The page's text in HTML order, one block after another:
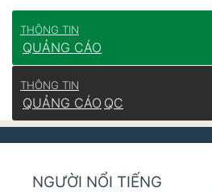
THÔNG TIN
QUẢNG CÁO
THÔNG TIN
QUẢNG CÁO QC
NGƯỜI NỔI TIẾNG